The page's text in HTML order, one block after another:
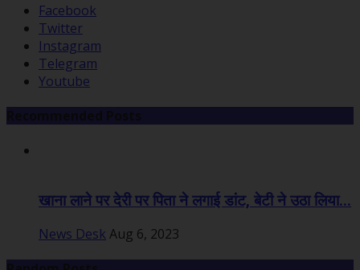
Facebook
Twitter
Instagram
Telegram
Youtube
खाना लाने पर देरी पर पिता ने लगाई डांट, बेटी ने उठा लिया...
News Desk Aug 6, 2023